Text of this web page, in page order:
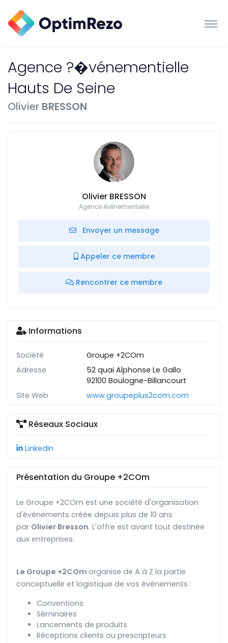
Agence ?�vénementielle
Hauts De Seine
Olivier BRESSON
Olivier BRESSON
Agence événementielle
Envoyer un message
Appeler ce membre
Rencontrer ce membre
Informations
Société
Groupe +2COm
Adresse
52 quai Alphonse Le Gallo
92100 Boulogne-Billancourt
Site Web
www.groupeplus2com.com
Réseaux Sociaux
LinkedIn
Présentation du Groupe +2COm
Le Groupe +2COm est une société d'organisation
d'évènements créée depuis plus de 10 ans
par Olivier Bresson. L'offre est avant tout destinée
aux entreprises.
Le Groupe +2COm organise de A à Z la partie
conceptuelle et logistique de vos événements :
Conventions
Séminaires
Lancements de produits
Réceptions clients ou prescripteurs